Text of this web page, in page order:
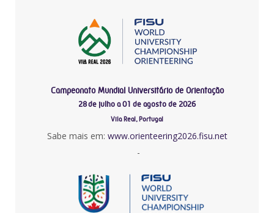
Campeonato Mundial Universitário de Orientação
28 de julho a 01 de agosto de 2026
Vila Real, Portugal
Sabe mais em: www.orienteering2026.fisu.net
-